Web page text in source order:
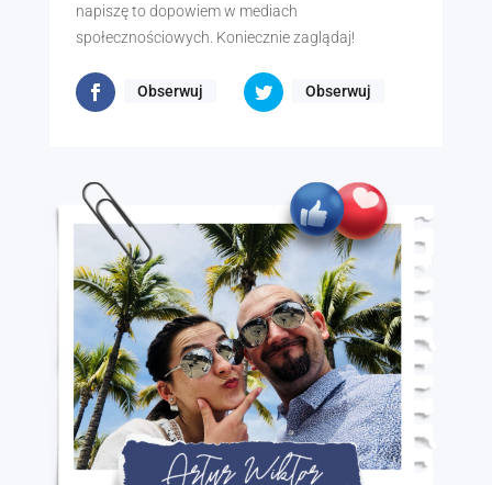
napiszę to dopowiem w mediach
społecznościowych. Koniecznie zaglądaj!
Obserwuj Obserwuj